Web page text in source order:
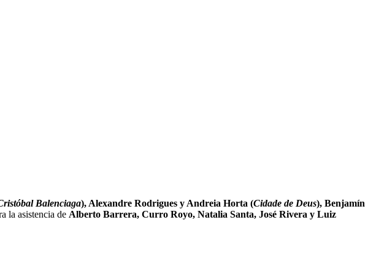
Balenciaga), Alexandre Rodrigues y Andreia Horta (Cidade de Deus), Benjamín
la asistencia de Alberto Barrera, Curro Royo, Natalia Santa, José Rivera y Luiz